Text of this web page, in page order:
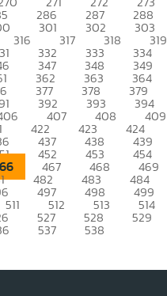
286 287 288
301 302 303
316 317 318 319
332 333 334
347 348 349
362 363 364
377 378 379
392 393 394
407 408 409
422 423 424
437 438 439
452 453 454
467 468 469
482 483 484
497 498 499
511 512 513 514
527 528 529
537 538